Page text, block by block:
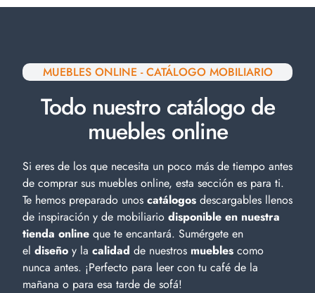
MUEBLES ONLINE - CATÁLOGO MOBILIARIO
Todo nuestro catálogo de
muebles online
Si eres de los que necesita un poco más de tiempo antes
de comprar sus muebles online, esta sección es para ti.
Te hemos preparado unos catálogos descargables llenos
de inspiración y de mobiliario disponible en nuestra
tienda online que te encantará. Sumérgete en
el diseño y la calidad de nuestros muebles como
nunca antes. ¡Perfecto para leer con tu café de la
mañana o para esa tarde de sofá!